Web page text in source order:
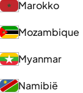
Marokko
Mozambique
Myanmar
Namibië